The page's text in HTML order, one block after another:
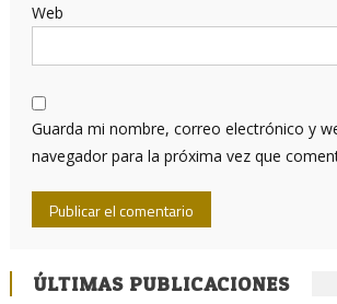
Web
Guarda mi nombre, correo electrónico y
navegador para la próxima vez que
ÚLTIMAS PUBLICACIONES